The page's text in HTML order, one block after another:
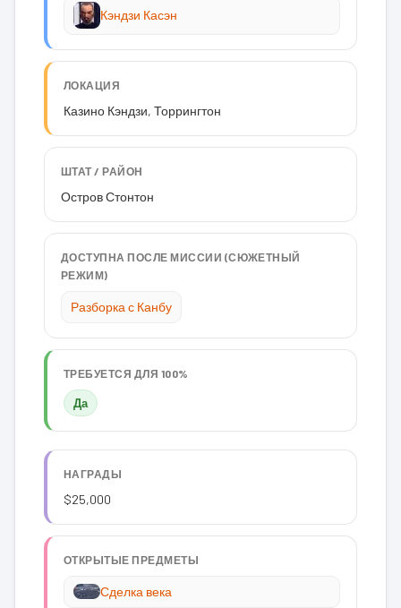
Кэндзи Касэн
ЛОКАЦИЯ
Казино Кэндзи, Торрингтон
ШТАТ / РАЙОН
Остров Стонтон
ДОСТУПНА ПОСЛЕ МИССИИ (СЮЖЕТНЫЙ
РЕЖИМ)
Разборка с Канбу
ТРЕБУЕТСЯ ДЛЯ 100%
Да
НАГРАДЫ
$25,000
ОТКРЫТЫЕ ПРЕДМЕТЫ
Сделка века